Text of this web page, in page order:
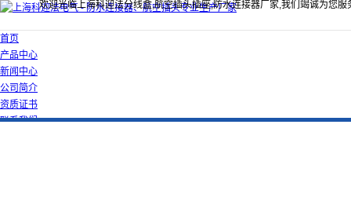
欢迎光临上海科迎法分线盒,航空插头插座,防水连接器厂家,我们竭诚为您服
首页
产品中心
新闻中心
公司简介
资质证书
联系我们